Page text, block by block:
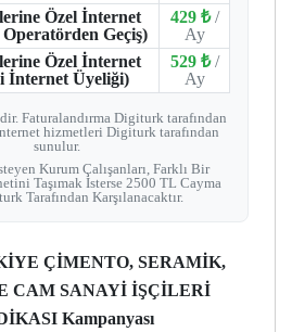
Özel İnternet
Geçiş)
429 ₺ /
Ay
Özel İnternet
İnternet Üyeliği)
529 ₺ /
Ay
Faturalandırma Digiturk tarafından
hizmetleri Digiturk tarafından
sunulur.
Kurum Çalışanları, Farklı Bir
Taşımak İsterse 2500 TL Cayma
Tarafından Karşılanacaktır.
ÇİMENTO, SERAMİK,
CAM SANAYİ İŞÇİLERİ
Kampanyası